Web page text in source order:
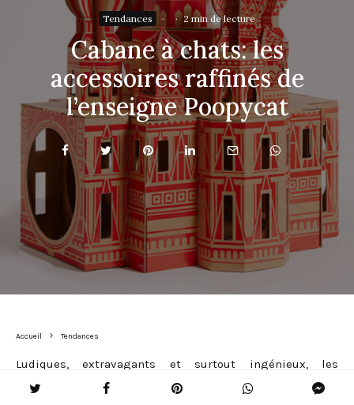
Tendances · · 2 min de lecture
Cabane à chats: les
accessoires raffinés de
l’enseigne Poopycat
Accueil Tendances
Ludiques, extravagants et surtout ingénieux, les
accessoires pour nos amis les bêtes ne manquent pas de